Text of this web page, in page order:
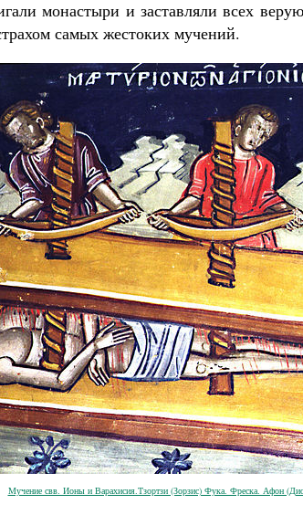
монастыри и заставляли всех
самых жестоких мучений.
Мучение свв. Ионы и Варахисия.Тзортзи (Зорзис) Фука. Фреска. Афон